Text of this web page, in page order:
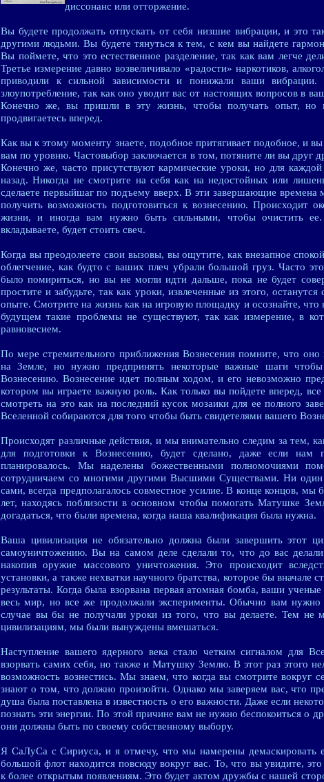
диссонанс или отторжение.
Вы будете продолжать отпускать от себя низшие вибрации, и это
другими людьми. Вы будете тянуться к тем, с кем вы найдете
Вы поймете, что это естественное разделение, так как вам легче
Третье измерение давно возвеличивало «радости» наркотиков,
приводили к сильной зависимости и понижали ваши
злоупотребление, так как оно уводит вас от настоящих вопросов в
Конечно же, вы пришли в эту жизнь, чтобы получать опыт, но
продвигаетесь вперед.
Как вы к этому моменту знаете, подобное притягивает подобное, и
вам по уровню. Частовыбор заключается в том, потяните ли вы друг
Конечно же, часто присутствуют кармические уроки, но для
назад. Никогда не смотрите на себя как на недостойных или
сделаете первыйшаг по подъему вверх. В эти завершающие времена
получить возможность подготовиться к вознесению. Происходит
жизни, и иногда вам нужно быть сильными, чтобы очистить
вкладываете, будет стоить свеч.
Когда вы преодолеете свои вызовы, вы ощутите, как внезапное
облегчение, как будто с ваших плеч убрали большой груз. Часто
было помириться, но вы не могли идти дальше, пока не будет
простите и забудьте, так как уроки, извлеченные из этого,
опыте. Смотрите на жизнь как на игровую площадку и осознайте, что
будущем такие проблемы не существуют, так как измерение, в
равновесием.
По мере стремительного приближения Вознесения помните, что
на Земле, но нужно предпринять некоторые важные шаги
Вознесению. Вознесение идет полным ходом, и его невозможно
котором вы играете важную роль. Как только вы пойдете вперед,
смотреть на это как на последний кусок мозаики для ее полного
Вселенной собираются для того чтобы быть свидетелями вашего
Происходят различные действия, и мы внимательно следим за тем,
для подготовки к Вознесению, будет сделано, даже если нам
планировалось. Мы наделены божественными полномочиями
сотрудничаем со многими другими Высшими Существами. Ни один
сами, всегда предполагалось совместное усилие. В конце концов,
лет, находясь поблизости в основном чтобы помогать Матушке
догадаться, что были времена, когда наша квалификация была нужна.
Ваша цивилизация не обязательно должна были завершить этот
самоуничтожению. Вы на самом деле сделали то, что до вас
накопив оружие массового уничтожения. Это происходит
установки, а также нехватки научного братства, которое бы вначале
результаты. Когда была взорвана первая атомная бомба, ваши
весь мир, но все же продолжали эксперименты. Обычно вам нужно
случае вы бы не получали уроки из того, что вы делаете. Тем не
цивилизациям, мы были вынуждены вмешаться.
Наступление вашего ядерного века стало четким сигналом для
взорвать самих себя, но также и Матушку Землю. В этот раз этого
возможность вознестись. Мы знаем, что когда вы смотрите
знают о том, что должно произойти. Однако мы заверяем вас, что
душа была поставлена в известность о его важности. Даже если
познать эти энергии. По этой причине вам не нужно беспокоиться о
они должны быть по своему собственному выбору.
Я СаЛуСа с Сириуса, и я отмечу, что мы намерены
большой флот находится повсюду вокруг вас. То, что вы увидите,
к более открытым появлениям. Это будет актом дружбы с нашей